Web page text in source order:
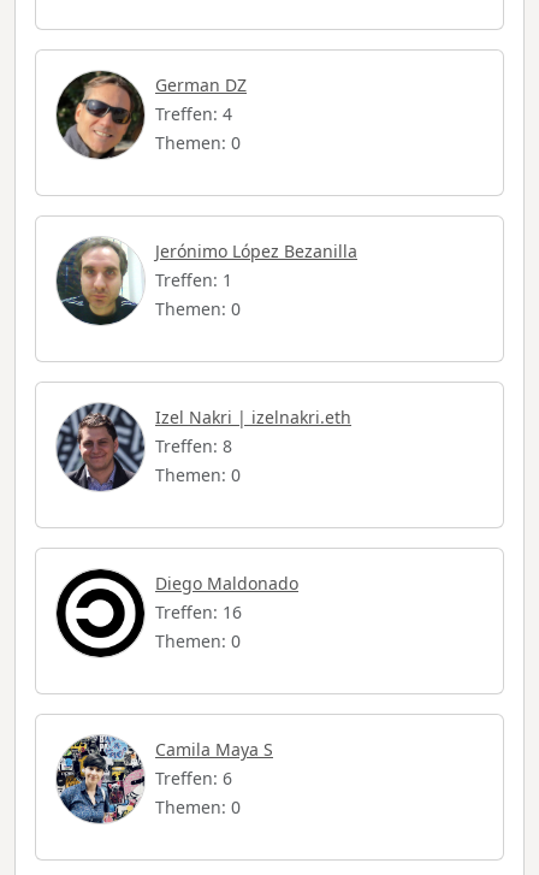
German DZ
Treffen: 4
Themen: 0
Jerónimo López Bezanilla
Treffen: 1
Themen: 0
Izel Nakri | izelnakri.eth
Treffen: 8
Themen: 0
Diego Maldonado
Treffen: 16
Themen: 0
Camila Maya S
Treffen: 6
Themen: 0